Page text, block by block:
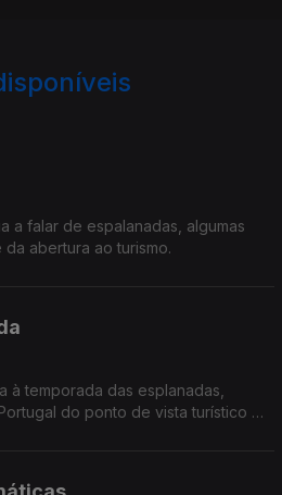
a falar de espalanadas, algumas
abertura ao turismo.
à temporada das esplanadas,
do ponto de vista turístico e